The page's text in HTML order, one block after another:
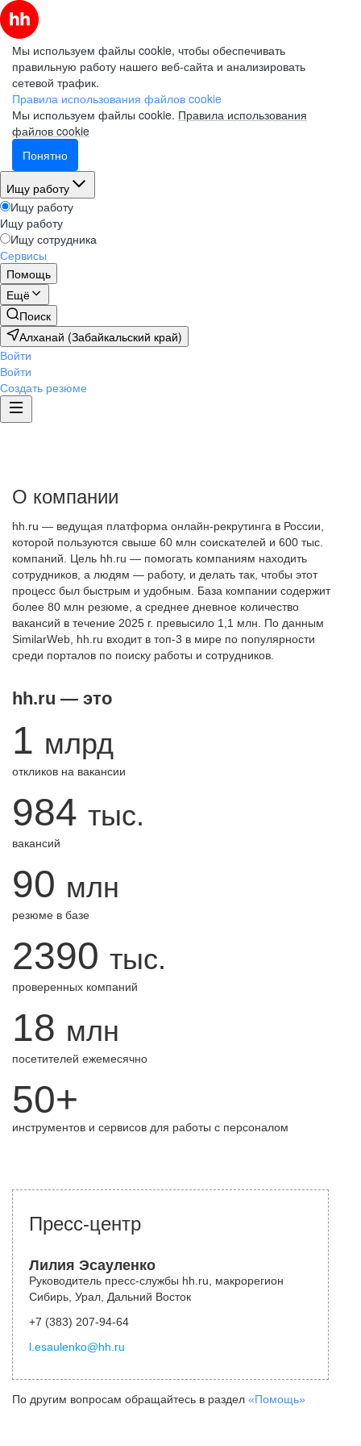
Мы используем файлы cookie, чтобы обеспечивать
правильную работу нашего веб-сайта и анализировать
сетевой трафик.
Правила использования файлов cookie
Мы используем файлы cookie. Правила использования
файлов cookie
Понятно
Ищу работу
Ищу работу
Ищу работу
Ищу сотрудника
Сервисы
Помощь
Ещё
Поиск
Алханай (Забайкальский край)
Войти
Войти
Создать резюме
О компании
hh.ru — ведущая платформа онлайн-рекрутинга в России,
которой пользуются свыше 60 млн соискателей и 600 тыс.
компаний. Цель hh.ru — помогать компаниям находить
сотрудников, а людям — работу, и делать так, чтобы этот
процесс был быстрым и удобным. База компании содержит
более 80 млн резюме, а среднее дневное количество
вакансий в течение 2025 г. превысило 1,1 млн. По данным
SimilarWeb, hh.ru входит в топ-3 в мире по популярности
среди порталов по поиску работы и сотрудников.
hh.ru — это
1 млрд
откликов на вакансии
984 тыс.
вакансий
90 млн
резюме в базе
2390 тыс.
проверенных компаний
18 млн
посетителей ежемесячно
50+
инструментов и сервисов для работы с персоналом
Пресс-центр
Лилия Эсауленко
Руководитель пресс-службы hh.ru, макрорегион
Сибирь, Урал, Дальний Восток
+7 (383) 207-94-64
l.esaulenko@hh.ru
По другим вопросам обращайтесь в раздел «Помощь»